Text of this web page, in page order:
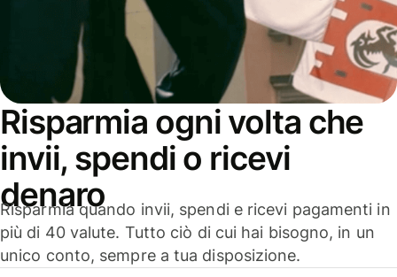
Risparmia ogni volta che
invii, spendi o ricevi
denaro
Risparmia quando invii, spendi e ricevi pagamenti in
più di 40 valute. Tutto ciò di cui hai bisogno, in un
unico conto, sempre a tua disposizione.